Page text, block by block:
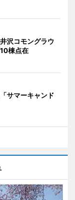
沢コモングラウ
棟点在
サマーキャンド